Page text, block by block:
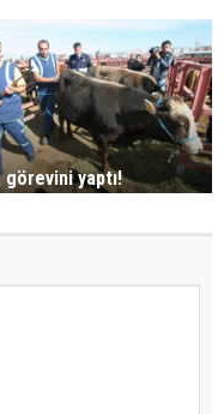
görevini yaptı!